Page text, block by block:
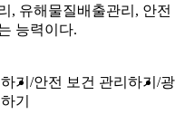
, 유해물질배출관리, 안
능력이다.
기 안전 보건 관리하기
기